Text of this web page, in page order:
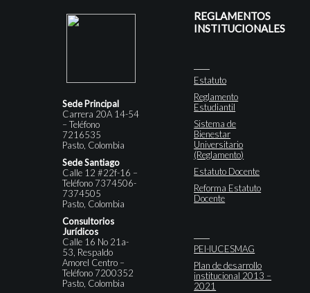
Sede Principal
Carrera 20A 14-54
– Teléfono
7216535
Pasto, Colombia
Sede Santiago
Calle 12 #22f-16 –
Teléfono 7374506-
7374505
Pasto, Colombia
Consultorios
Jurídicos
Calle 16 No 21a-
53, Respaldo
Amorel Centro –
Teléfono 7200352
Pasto, Colombia
REGLAMENTOS
INSTITUCIONALES
Estatuto
Reglamento
Estudiantil
Sistema de
Bienestar
Universitario
(Reglamento)
Estatuto Docente
Reforma Estatuto
Docente
PEI-IUCESMAG
Plan de desarrollo
institucional 2013 –
2021